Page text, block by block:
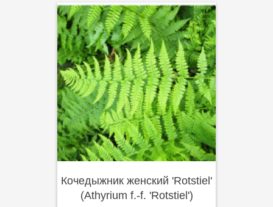
Кочедыжник женский 'Rotstiel'
(Athyrium f.-f. 'Rotstiel')